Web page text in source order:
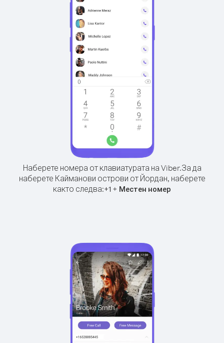
Наберете номера от клавиатурата на Viber.За да
наберете Кайманови острови от Йордан, наберете
както следва:+1 + Местен номер